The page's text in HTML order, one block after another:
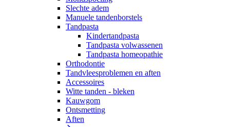
Slechte adem
Manuele tandenborstels
Tandpasta
Kindertandpasta
Tandpasta volwassenen
Tandpasta homeopathie
Orthodontie
Tandvleesproblemen en aften
Accessoires
Witte tanden - bleken
Kauwgom
Ontsmetting
Aften